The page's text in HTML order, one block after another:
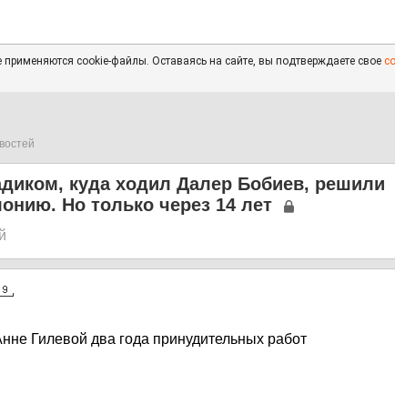
cookie-файлы. Оставаясь на сайте, вы подтверждаете свое
куда ходил Далер Бобиев, решили
Но только через 14 лет
Гилевой два года принудительных работ